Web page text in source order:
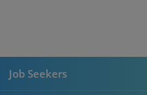
Job Seekers